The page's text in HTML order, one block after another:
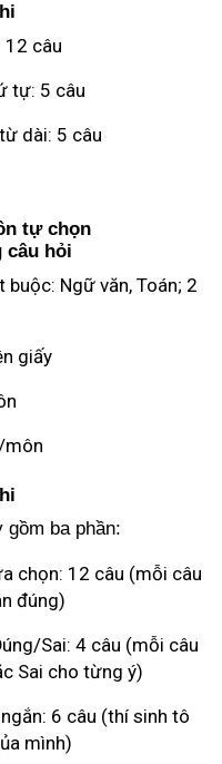
12 câu
tự: 5 câu
dài: 5 câu
tự chọn
câu hỏi
Ngữ văn, Toán; 2
giấy
môn
ba phần:
chọn: 12 câu (mỗi câu
đúng)
Sai: 4 câu (mỗi câu
Sai cho từng ý)
6 câu (thí sinh tô
mình)